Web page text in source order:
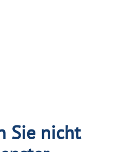
Sie nicht